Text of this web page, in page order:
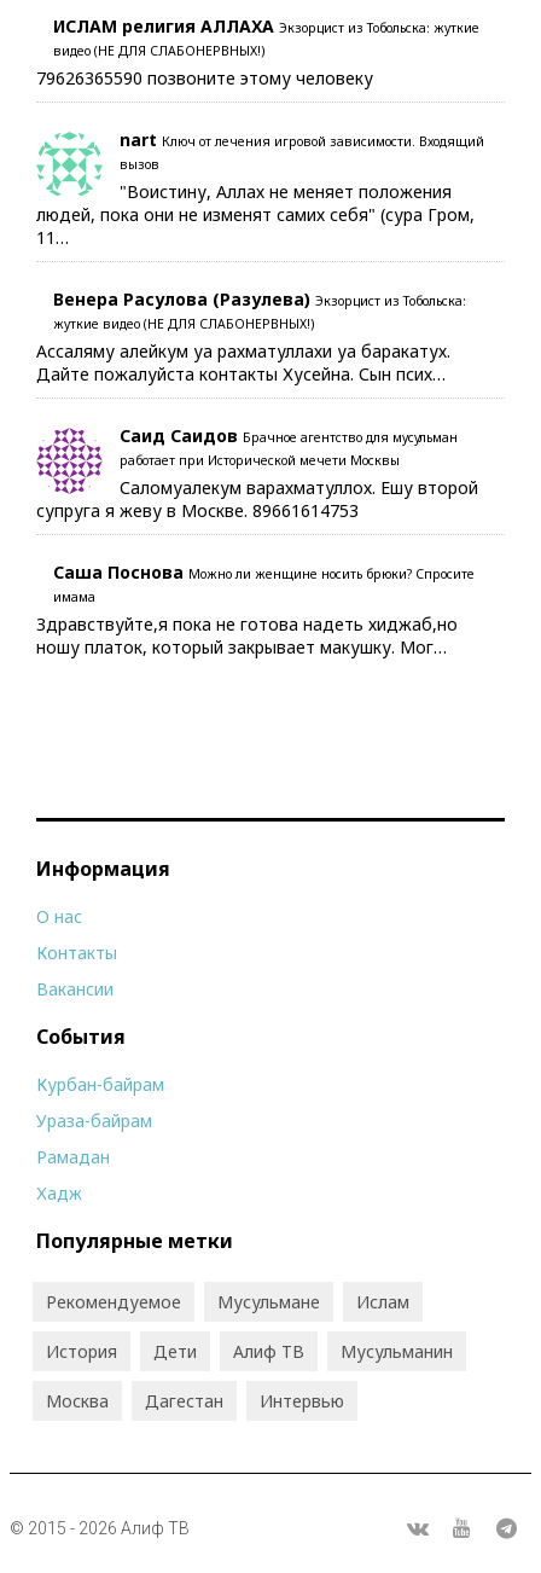
ИСЛАМ религия АЛЛАХА Экзорцист из Тобольска: жуткие
видео (НЕ ДЛЯ СЛАБОНЕРВНЫХ!)
79626365590 позвоните этому человеку
nart Ключ от лечения игровой зависимости. Входящий
вызов
"Воистину, Аллах не меняет положения
людей, пока они не изменят самих себя" (сура Гром,
11…
Венера Расулова (Разулева) Экзорцист из Тобольска:
жуткие видео (НЕ ДЛЯ СЛАБОНЕРВНЫХ!)
Ассаляму алейкум уа рахматуллахи уа баракатух.
Дайте пожалуйста контакты Хусейна. Сын псих…
Саид Саидов Брачное агентство для мусульман
работает при Исторической мечети Москвы
Саломуалекум варахматуллох. Ешу второй
супруга я жеву в Москве. 89661614753
Саша Поснова Можно ли женщине носить брюки? Спросите
имама
Здравствуйте,я пока не готова надеть хиджаб,но
ношу платок, который закрывает макушку. Мог…
Информация
О нас
Контакты
Вакансии
События
Курбан-байрам
Ураза-байрам
Рамадан
Хадж
Популярные метки
Рекомендуемое Мусульмане Ислам
История Дети Алиф ТВ Мусульманин
Москва Дагестан Интервью
© 2015 - 2026 Алиф ТВ